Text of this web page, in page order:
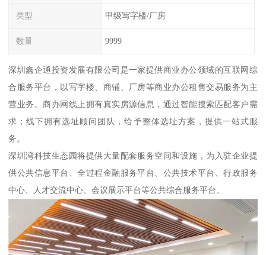
类型 甲级写字楼/厂房
数量 9999
深圳鑫企通投资发展有限公司是一家提供商业办公领域的互联网综
合服务平台，以写字楼、商铺、厂房等商业办公租售交易服务为主
营业务。商办网线上拥有真实房源信息，通过智能搜索匹配客户需
求；线下拥有选址顾问团队，给予整体选址方案，提供一站式服
务。
深圳湾科技生态园将提供大量配套服务空间和设施，为入驻企业提
供公共信息平台、全过程金融服务平台、公共技术平台、行政服务
中心、人才交流中心、会议展示平台等公共综合服务平台。